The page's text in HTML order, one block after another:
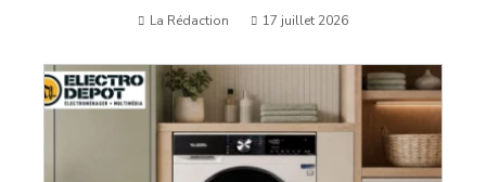
La Rédaction 17 juillet 2026